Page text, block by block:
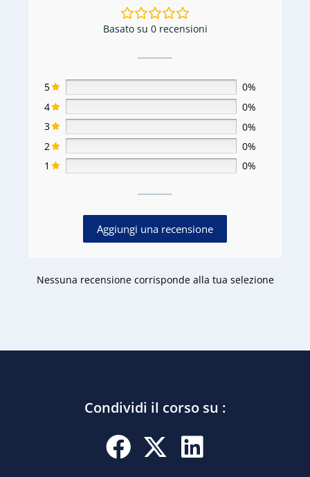
Basato su 0 recensioni
5
0%
4
0%
3
0%
2
0%
1
0%
Aggiungi una recensione
Nessuna recensione corrisponde alla tua selezione
Condividi il corso su :